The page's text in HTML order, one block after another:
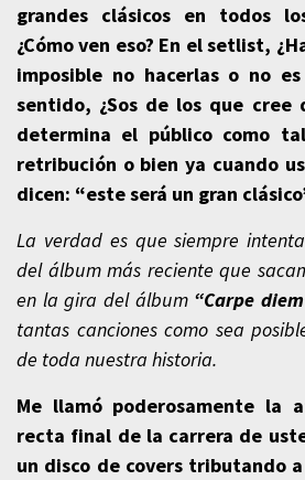
grandes clásicos en todos
¿Cómo ven eso? En el setlist,
imposible no hacerlas o no
sentido, ¿Sos de los que cree
determina el público como
retribución o bien ya cuando
dicen: “este será un gran
La verdad es que siempre
del álbum más reciente que
en la gira del álbum “Carpe
tantas canciones como sea
de toda nuestra historia.
Me llamó poderosamente la
recta final de la carrera de
un disco de covers tributando